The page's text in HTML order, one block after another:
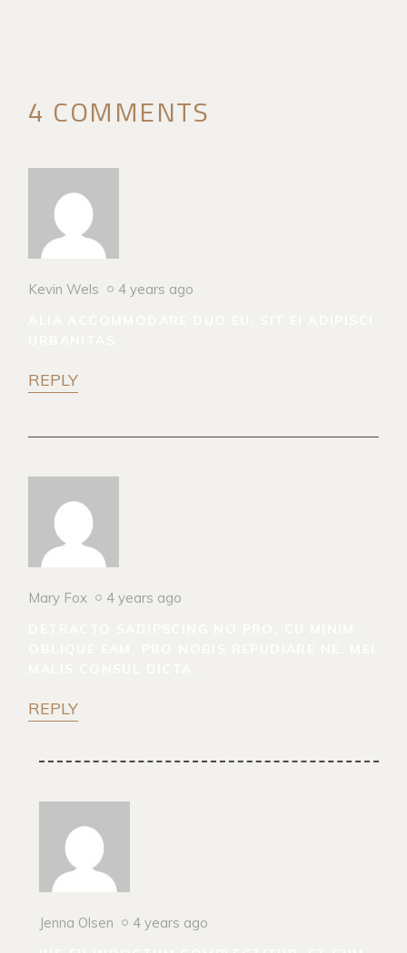
4 COMMENTS
Kevin Wels 4 years ago
REPLY
Mary Fox 4 years ago
REPLY
Jenna Olsen 4 years ago